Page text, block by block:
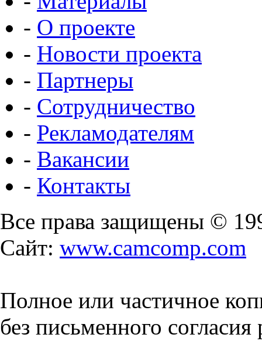
- О проекте
- Новости проекта
- Партнеры
- Сотрудничество
- Рекламодателям
- Вакансии
- Контакты
Все права защищены ©
Сайт: www.camcomp.com
Полное или частичное
без письменного